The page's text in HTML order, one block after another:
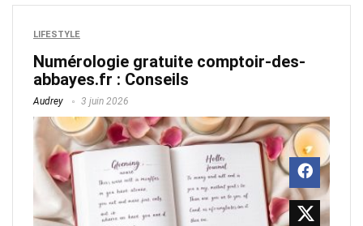
LIFESTYLE
Numérologie gratuite comptoir-des-
abbayes.fr​ : Conseils
Audrey 3 juin 2026